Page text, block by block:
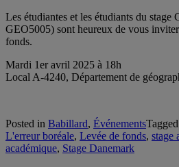
Les étudiantes et les étudiants du stage
GEO5005) sont heureux de vous
fonds.
Mardi 1er avril 2025 à 18h
Local A-4240, Département de
Posted in Babillard, ÉvénementsTagged
L'erreur boréale, Levée de fonds, stage
académique, Stage Danemark